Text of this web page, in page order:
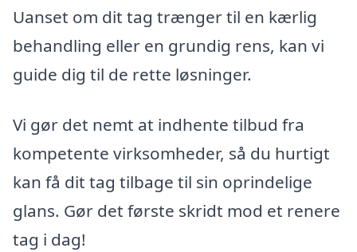
Uanset om dit tag trænger til en kærlig
behandling eller en grundig rens, kan vi
guide dig til de rette løsninger.
Vi gør det nemt at indhente tilbud fra
kompetente virksomheder, så du hurtigt
kan få dit tag tilbage til sin oprindelige
glans. Gør det første skridt mod et renere
tag i dag!